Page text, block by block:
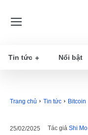
Tin tức Nổi bật
Trang chủ Tin tức Bitcoin
25/02/2025 Tác giả Shi Mo